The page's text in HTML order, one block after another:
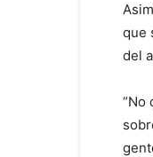
que
del
“No